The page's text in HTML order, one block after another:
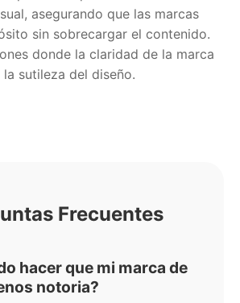
asegurando que las marcas
sin sobrecargar el contenido.
donde la claridad de la marca
sutileza del diseño.
Frecuentes
hacer que mi marca de
notoria?